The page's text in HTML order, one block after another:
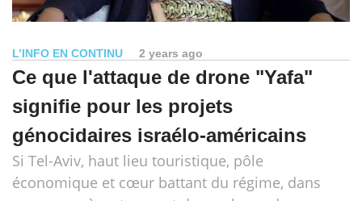
L’INFO EN CONTINU 2 years ago
Ce que l'attaque de drone "Yafa"
signifie pour les projets
génocidaires israélo-américains
Si Tel-Aviv, haut lieu touristique, pôle
économique et cœur battant du régime, dans